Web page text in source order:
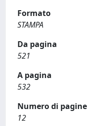
Formato
STAMPA
Da pagina
521
A pagina
532
Numero di pagine
12